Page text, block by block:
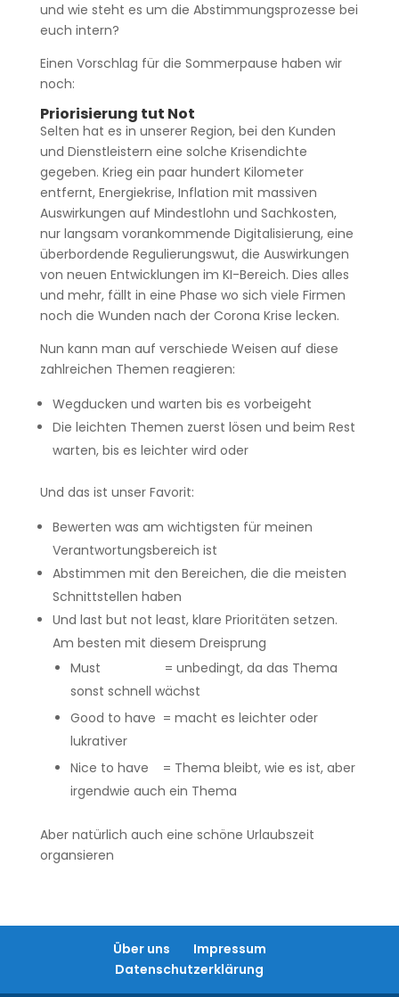
und wie steht es um die Abstimmungsprozesse bei
euch intern?
Einen Vorschlag für die Sommerpause haben wir
noch:
Priorisierung tut Not
Selten hat es in unserer Region, bei den Kunden
und Dienstleistern eine solche Krisendichte
gegeben. Krieg ein paar hundert Kilometer
entfernt, Energiekrise, Inflation mit massiven
Auswirkungen auf Mindestlohn und Sachkosten,
nur langsam vorankommende Digitalisierung, eine
überbordende Regulierungswut, die Auswirkungen
von neuen Entwicklungen im KI-Bereich. Dies alles
und mehr, fällt in eine Phase wo sich viele Firmen
noch die Wunden nach der Corona Krise lecken.
Nun kann man auf verschiede Weisen auf diese
zahlreichen Themen reagieren:
Wegducken und warten bis es vorbeigeht
Die leichten Themen zuerst lösen und beim Rest
warten, bis es leichter wird oder
Und das ist unser Favorit:
Bewerten was am wichtigsten für meinen
Verantwortungsbereich ist
Abstimmen mit den Bereichen, die die meisten
Schnittstellen haben
Und last but not least, klare Prioritäten setzen.
Am besten mit diesem Dreisprung
Must = unbedingt, da das Thema
sonst schnell wächst
Good to have = macht es leichter oder
lukrativer
Nice to have = Thema bleibt, wie es ist, aber
irgendwie auch ein Thema
Aber natürlich auch eine schöne Urlaubszeit
organsieren
Über uns
Impressum
Datenschutzerklärung